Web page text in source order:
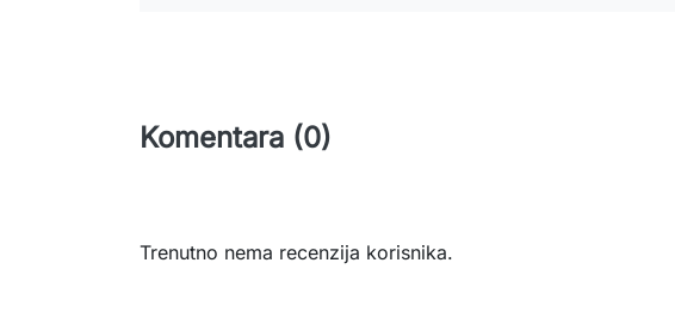
Komentara (0)
Trenutno nema recenzija korisnika.